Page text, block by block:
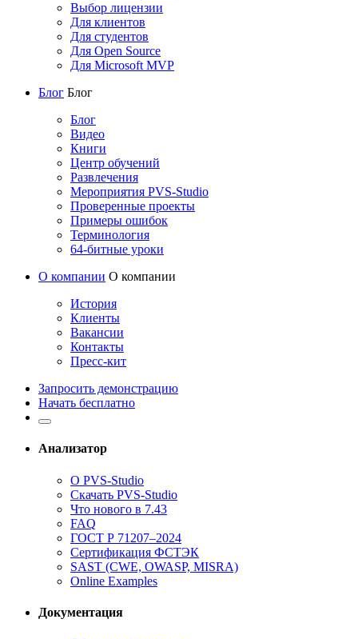
Выбор лицензии
Для клиентов
Для студентов
Для Open Source
Для Microsoft MVP
Блог Блог
Блог
Видео
Книги
Центр обучений
Развлечения
Мероприятия PVS-Studio
Проверенные проекты
Примеры ошибок
Терминология
64-битные уроки
О компании О компании
История
Клиенты
Вакансии
Контакты
Пресс-кит
Запросить демонстрацию
Начать бесплатно
Анализатор
О PVS-Studio
Скачать PVS-Studio
Что нового в 7.43
FAQ
ГОСТ Р 71207–2024
Сертификация ФСТЭК
SAST (CWE, OWASP, MISRA)
Online Examples
Документация